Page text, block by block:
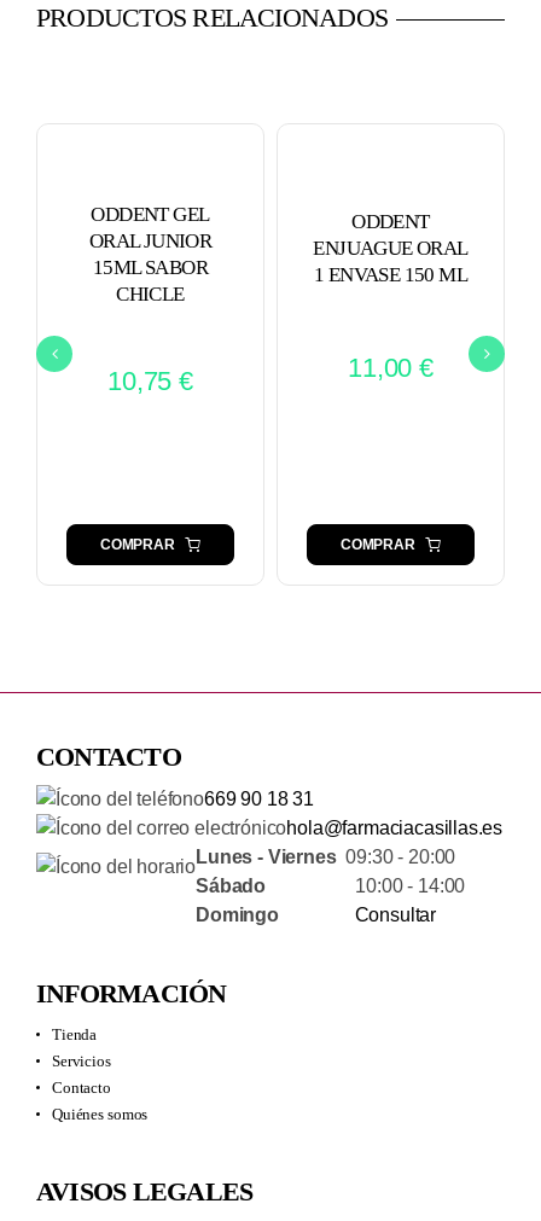
PRODUCTOS RELACIONADOS
ODDENT GEL
ORAL JUNIOR
15ML SABOR
CHICLE
10,75 €
COMPRAR
ODDENT
ENJUAGUE ORAL
1 ENVASE 150 ML
11,00 €
COMPRAR
CONTACTO
669 90 18 31
hola@farmaciacasillas.es
Lunes - Viernes09:30 - 20:00
Sábado 10:00 - 14:00
Domingo
Consultar
INFORMACIÓN
Tienda
Servicios
Contacto
Quiénes somos
AVISOS LEGALES